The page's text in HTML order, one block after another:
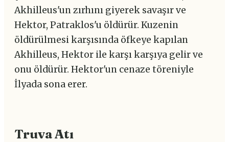
Akhilleus'un zırhını giyerek savaşır ve
Hektor, Patraklos'u öldürür. Kuzenin
öldürülmesi karşısında öfkeye kapılan
Akhilleus, Hektor ile karşı karşıya gelir ve
onu öldürür. Hektor'un cenaze töreniyle
İlyada sona erer.
Truva Atı